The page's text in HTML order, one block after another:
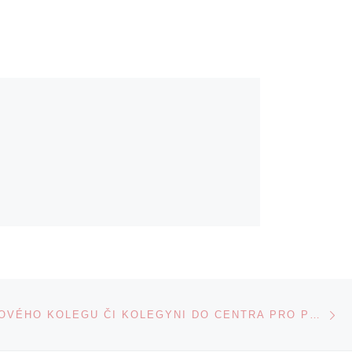
HLEDÁME NOVÉHO KOLEGU ČI KOLEGYNI DO CENTRA PRO PODPORU ELEARNINGU